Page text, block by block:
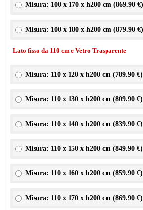
Misura: 100 x 170 x h200 cm (869.90 €)
Misura: 100 x 180 x h200 cm (879.90 €)
Lato fisso da 110 cm e Vetro Trasparente
Misura: 110 x 120 x h200 cm (789.90 €)
Misura: 110 x 130 x h200 cm (809.90 €)
Misura: 110 x 140 x h200 cm (839.90 €)
Misura: 110 x 150 x h200 cm (849.90 €)
Misura: 110 x 160 x h200 cm (859.90 €)
Misura: 110 x 170 x h200 cm (869.90 €)